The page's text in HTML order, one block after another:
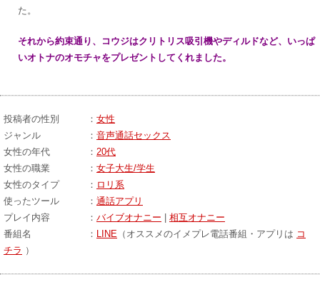
た。
それから約束通り、コウジはクリトリス吸引機やディルドなど、いっぱ
いオトナのオモチャをプレゼントしてくれました。
投稿者の性別 ： 女性
ジャンル ： 音声通話セックス
女性の年代 ： 20代
女性の職業 ： 女子大生/学生
女性のタイプ ： ロリ系
使ったツール ： 通話アプリ
プレイ内容 ： バイブオナニー
相互オナニー
番組名 ： LINE （オススメのイメプレ電話番組・アプリは コ
チラ ）